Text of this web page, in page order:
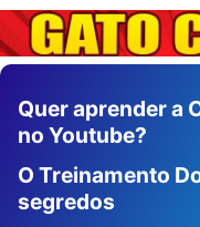
Quer aprender a
no Youtube?
O Treinamento
segredos